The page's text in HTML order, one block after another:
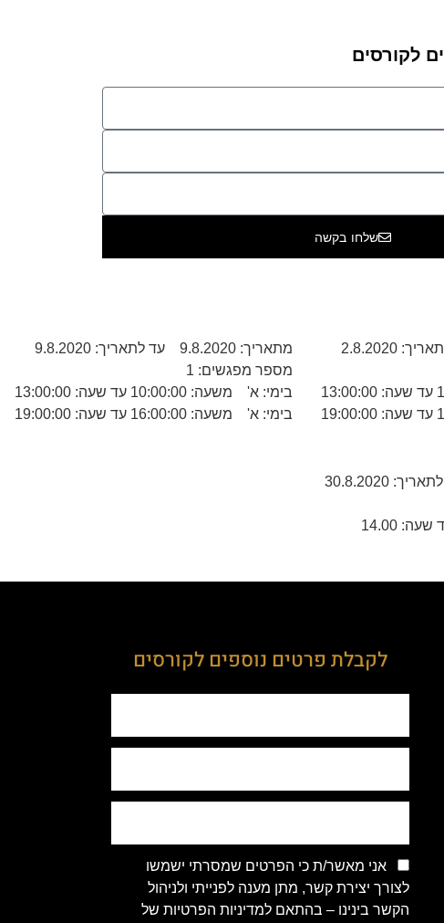
לקורסים
שלחו בקשה
מתאריך: 9.8.2020 עד לתאריך: 9.8.2020
מספר מפגשים: 1
בימי: א' משעה: 10:00:00 עד שעה: 13:00:00
בימי: א' משעה: 16:00:00 עד שעה: 19:00:00
לקבלת פרטים נוספים לקורסים
אני מאשר/ת כי הפרטים שמסרתי ישמשו
לצורך יצירת קשר, מתן מענה לפנייתי ולניהול
הקשר בינינו – בהתאם למדיניות הפרטיות של